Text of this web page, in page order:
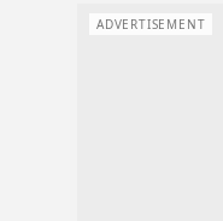
ADVERTISEMENT